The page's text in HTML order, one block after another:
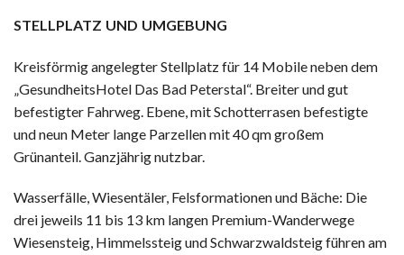
STELLPLATZ UND UMGEBUNG
Kreisförmig angelegter Stellplatz für 14 Mobile neben dem
„GesundheitsHotel Das Bad Peterstal“. Breiter und gut
befestigter Fahrweg. Ebene, mit Schotterrasen befestigte
und neun Meter lange Parzellen mit 40 qm großem
Grünanteil. Ganzjährig nutzbar.
Wasserfälle, Wiesentäler, Felsformationen und Bäche: Die
drei jeweils 11 bis 13 km langen Premium-Wanderwege
Wiesensteig, Himmelssteig und Schwarzwaldsteig führen am